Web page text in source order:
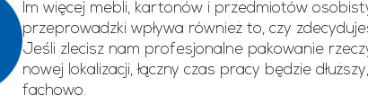
Im więcej mebli, kartonów i przedmiotów
przeprowadzki wpływa również to, czy
Jeśli zlecisz nam profesjonalne pakowanie
nowej lokalizacji, łączny czas pracy będzie
fachowo.